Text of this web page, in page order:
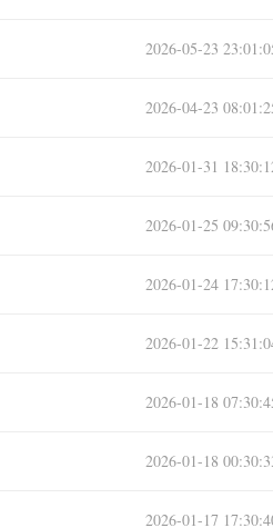
2026-05-23
2026-04-23
2026-01-31
2026-01-25
2026-01-24
2026-01-22
2026-01-18
2026-01-18
2026-01-17